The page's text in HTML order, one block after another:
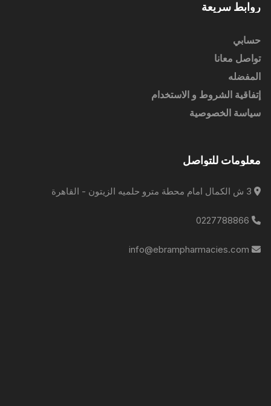
روابط سريعة
حسابي
تواصل معانا
المفضله
إتفاقية الشروط و الاستخدام
سياسة الخصوصية
معلومات للتواصل